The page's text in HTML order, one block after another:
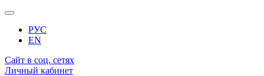
РУС
EN
Сайт в соц. сетях
Личный кабинет